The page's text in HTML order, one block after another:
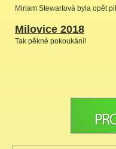
Miriam Stewartová byla opět
Milovice 2018
Tak pěkné pokoukání!